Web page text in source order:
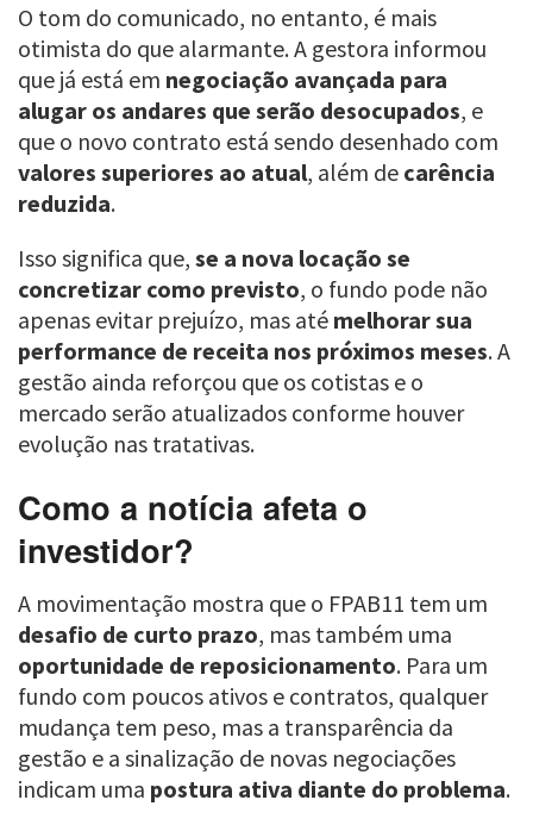
O tom do comunicado, no entanto, é mais
otimista do que alarmante. A gestora informou
que já está em negociação avançada para
alugar os andares que serão desocupados, e
que o novo contrato está sendo desenhado com
valores superiores ao atual, além de carência
reduzida.
Isso significa que, se a nova locação se
concretizar como previsto, o fundo pode não
apenas evitar prejuízo, mas até melhorar sua
performance de receita nos próximos meses. A
gestão ainda reforçou que os cotistas e o
mercado serão atualizados conforme houver
evolução nas tratativas.
Como a notícia afeta o
investidor?
A movimentação mostra que o FPAB11 tem um
desafio de curto prazo, mas também uma
oportunidade de reposicionamento. Para um
fundo com poucos ativos e contratos, qualquer
mudança tem peso, mas a transparência da
gestão e a sinalização de novas negociações
indicam uma postura ativa diante do problema.